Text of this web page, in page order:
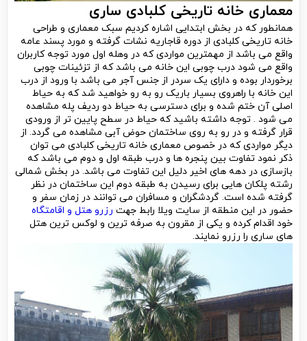
معماری خانه تاریخی کلبادی ساری
همانطور که در بخش ابتدایی اشاره کردیم سبک معماری و طراحی
خانه تاریخی کلبادی از دوره قاجاریه نشات گرفته و مورد پسند عامه
واقع می باشد از مهمترین مواردی که در وهله اول مورد توجه کاربران
واقع می شود درب چوبی این خانه می باشد که از تزئینات چوبی
برخوردار بوده و دارای یک سردر از جنس آجر می باشد با ورود از درب
این خانه با راهروی بسیار باریک رو به رو خواهید شد که به حیاط
اصلی آن ختم شده و برای دسترسی به حیاط دو ردیف پله مشاهده
می شود . توجه داشته باشید که حیاط در سطح پایین تر از ورودی
قرار گرفته و در رو به روی ساختمان حوض آبی مشاهده می گردد. از
دیگر مواردی که در خصوص معماری خانه تاریخی کلبادی می توان
ذکر نمود تفاوت بین پنجره ها و درب طبقه اول و دوم می باشد که
بازسازی در دهه های اخیر دلیل این تفاوت می باشد. در بخش شمالی
رشته پلکان هایی برای رسیدن به طبقه دوم این ساختمان در نظر
گرفته شده است. گردشگران و مسافران می توانند در زمان سفر و
حضور در این منطقه از سایت ویلا رابط جهت رزرو هتل و اقامتگاه
خود اقدام کرده و یکی از مقرون به صرفه ترین و لوکس ترین هتل
های ساری را رزرو نمایند.